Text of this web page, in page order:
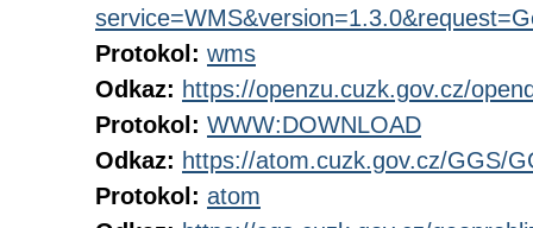
Protokol: wms
Odkaz: https://openzu.cuzk.gov.cz/
Protokol: WWW:DOWNLOAD
Odkaz: https://atom.cuzk.gov.cz/GGS/
Protokol: atom